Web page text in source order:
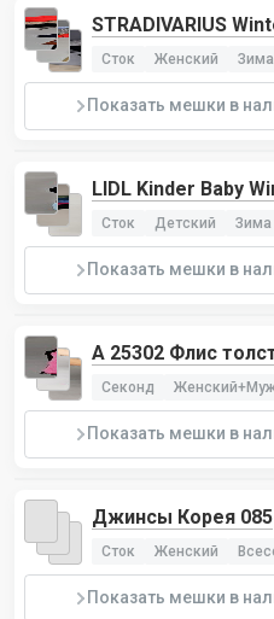
STRADIVARIUS
Сток Женский Зима
Показать мешки в
LIDL Kinder Baby
Сток Детский Зима
Показать мешки в
А 25302 Флис
Секонд
Показать мешки в
Джинсы Корея 085
Сток Женский
Показать мешки в